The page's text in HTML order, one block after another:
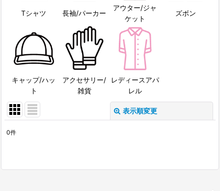
Tシャツ 長袖/パーカー
アウター/ジャ
ケット
ズボン
キャップ/ハッ
ト
アクセサリー/
雑貨
レディースアパ
レル
表示順変更
表示数
0件